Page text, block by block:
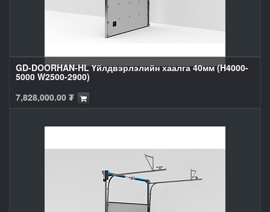
GD-DOORHAN-HL Үйлдвэрлэлийн хаалга 40мм (H4000-
5000 W2500-2900)
7,828,000.00 ₮